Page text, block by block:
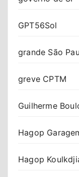
GPT56Sol
grande São
greve CPTM
Guilherme
Hagop
Hagop